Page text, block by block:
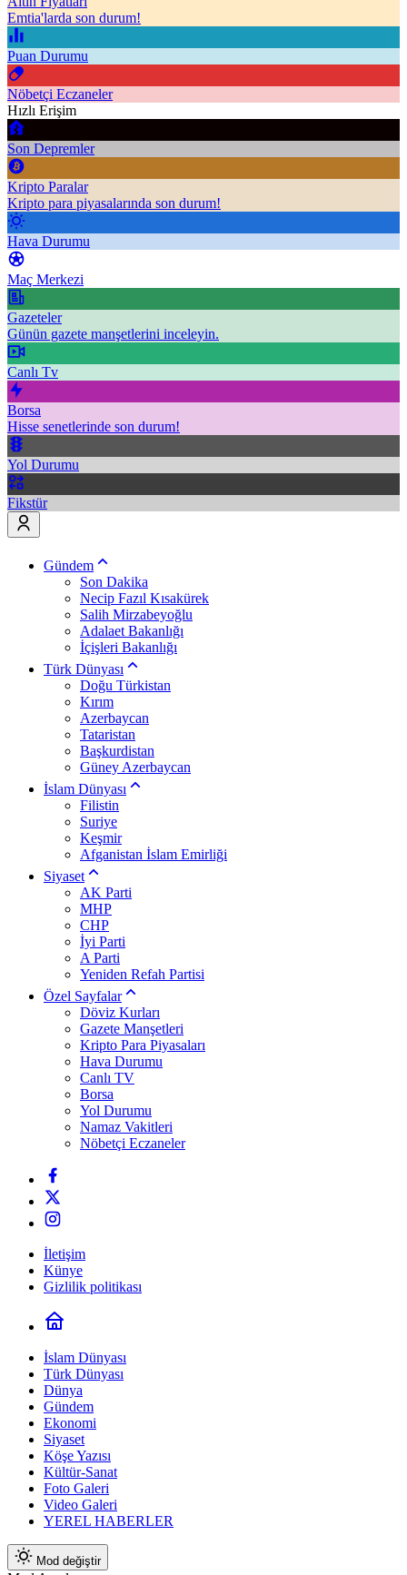
Emtia'larda son durum!
Puan Durumu
Nöbetçi Eczaneler
Hızlı Erişim
Son Depremler
Kripto Paralar
Kripto para piyasalarında son durum!
Hava Durumu
Maç Merkezi
Gazeteler
Günün gazete manşetlerini inceleyin.
Canlı Tv
Borsa
Hisse senetlerinde son durum!
Yol Durumu
Fikstür
Gündem
Son Dakika
Necip Fazıl Kısakürek
Salih Mirzabeyoğlu
Adalaet Bakanlığı
İçişleri Bakanlığı
Türk Dünyası
Doğu Türkistan
Kırım
Azerbaycan
Tataristan
Başkurdistan
Güney Azerbaycan
İslam Dünyası
Filistin
Suriye
Keşmir
Afganistan İslam Emirliği
Siyaset
AK Parti
MHP
CHP
İyi Parti
A Parti
Yeniden Refah Partisi
Özel Sayfalar
Döviz Kurları
Gazete Manşetleri
Kripto Para Piyasaları
Hava Durumu
Canlı TV
Borsa
Yol Durumu
Namaz Vakitleri
Nöbetçi Eczaneler
İletişim
Künye
Gizlilik politikası
İslam Dünyası
Türk Dünyası
Dünya
Gündem
Ekonomi
Siyaset
Köşe Yazısı
Kültür-Sanat
Foto Galeri
Video Galeri
YEREL HABERLER
Mod değiştir